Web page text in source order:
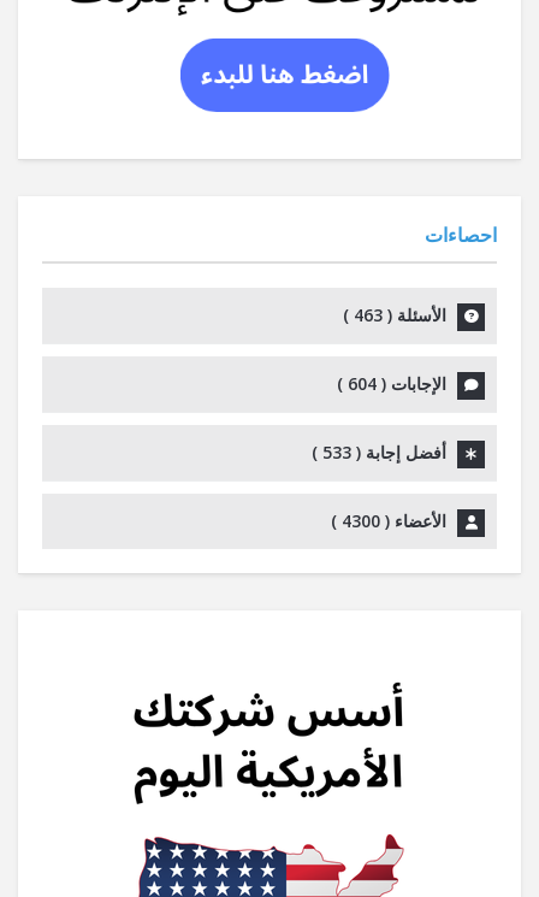
احصاءات
الأسئلة ( 463
)
الإجابات ( 604
)
أفضل إجابة ( 533
)
الأعضاء ( 4300
)